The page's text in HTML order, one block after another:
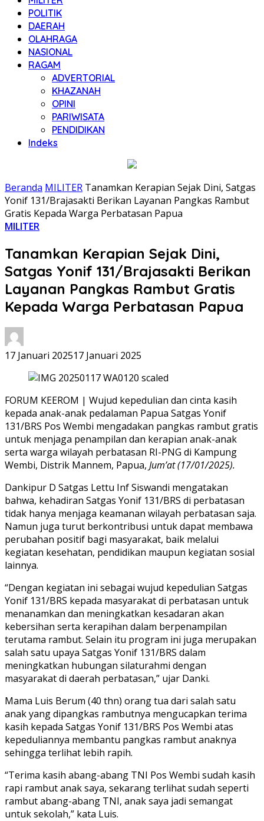
POLITIK
DAERAH
OLAHRAGA
NASIONAL
RAGAM
ADVERTORIAL
KHAZANAH
OPINI
PARIWISATA
PENDIDIKAN
Indeks
Beranda MILITER Tanamkan Kerapian Sejak Dini, Satgas
Yonif 131/Brajasakti Berikan Layanan Pangkas Rambut
Gratis Kepada Warga Perbatasan Papua
MILITER
Tanamkan Kerapian Sejak Dini,
Satgas Yonif 131/Brajasakti Berikan
Layanan Pangkas Rambut Gratis
Kepada Warga Perbatasan Papua
17 Januari 202517 Januari 2025
FORUM KEEROM | Wujud kepedulian dan cinta kasih
kepada anak-anak pedalaman Papua Satgas Yonif
131/BRS Pos Wembi mengadakan pangkas rambut gratis
untuk menjaga penampilan dan kerapian anak-anak
serta warga wilayah perbatasan RI-PNG di Kampung
Wembi, Distrik Mannem, Papua, Jum’at (17/01/2025).
Dankipur D Satgas Lettu Inf Siswandi mengatakan
bahwa, kehadiran Satgas Yonif 131/BRS di perbatasan
tidak hanya menjaga keamanan wilayah perbatasan saja.
Namun juga turut berkontribusi untuk dapat membawa
perubahan positif bagi masyarakat, baik melalui
kegiatan kesehatan, pendidikan maupun kegiatan sosial
lainnya.
“Dengan kegiatan ini sebagai wujud kepedulian Satgas
Yonif 131/BRS kepada masyarakat di perbatasan untuk
menanamkan dan meningkatkan kesadaran akan
kebersihan serta kerapihan dalam berpenampilan
terutama rambut. Selain itu program ini juga merupakan
salah satu upaya Satgas Yonif 131/BRS dalam
meningkatkan hubungan silaturahmi dengan
masyarakat di daerah perbatasan,” ujar Danki.
Mama Luis Berum (40 thn) orang tua dari salah satu
anak yang dipangkas rambutnya mengucapkan terima
kasih kepada Satgas Yonif 131/BRS Pos Wembi atas
kepeduliannya membantu pangkas rambut anaknya
sehingga terlihat lebih rapih.
“Terima kasih abang-abang TNI Pos Wembi sudah kasih
rapi rambut anak saya, sekarang terlihat sudah seperti
rambut abang-abang TNI, anak saya jadi semangat
untuk sekolah,” kata Luis.